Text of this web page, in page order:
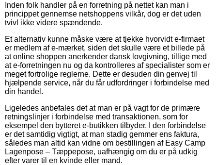
Inden folk handler på en forretning på nettet kan man i
princippet gennemse netshoppens vilkår, dog er det uden
tvivl ikke videre spændende.
Et alternativ kunne måske være at tjekke hvorvidt e-firmaet
er medlem af e-mærket, siden det skulle være et billede på
at online shoppen anerkender dansk lovgivning, tillige med
at e-forretningen nu og da kontrolleres af specialister som er
meget fortrolige reglerne. Dette er desuden din genvej til
hjælpende service, når du får udfordringer i forbindelse med
din handel.
Ligeledes anbefales det at man er på vagt for de primære
retningslinjer i forbindelse med transaktionen, som for
eksempel den bytteret e-butikken tilbyder. I den forbindelse
er det samtidig vigtigt, at man stadig gemmer ens faktura,
således man altid kan vidne om bestillingen af Easy Camp
Lagenpose – Tæppepose, uafhængig om du er på udkig
efter varer til en kvinde eller mand.